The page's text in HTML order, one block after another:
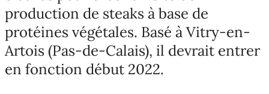
production de steaks à base de
protéines végétales. Basé à Vitry-en-
Artois (Pas-de-Calais), il devrait entrer
en fonction début 2022.